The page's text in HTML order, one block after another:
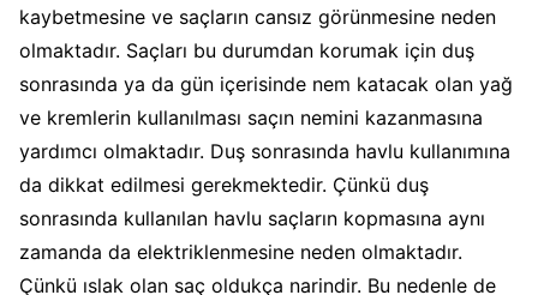
kaybetmesine ve saçların cansız görünmesine neden
olmaktadır. Saçları bu durumdan korumak için duş
sonrasında ya da gün içerisinde nem katacak olan yağ
ve kremlerin kullanılması saçın nemini kazanmasına
yardımcı olmaktadır. Duş sonrasında havlu kullanımına
da dikkat edilmesi gerekmektedir. Çünkü duş
sonrasında kullanılan havlu saçların kopmasına aynı
zamanda da elektriklenmesine neden olmaktadır.
Çünkü ıslak olan saç oldukça narindir. Bu nedenle de